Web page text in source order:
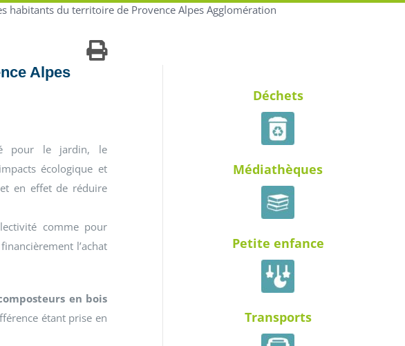
habitants du territoire de Provence Alpes Agglomération
Alpes
pour le jardin, le
écologique et
en effet de réduire
comme pour
l’achat
en bois
étant prise en
Déchets
Médiathèques
Petite enfance
Transports